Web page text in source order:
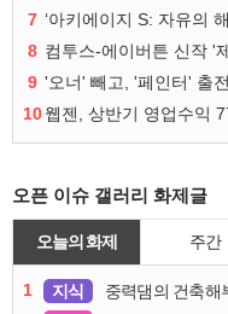
7 ‘아키에이지 S: 자유의
8
9 '오너' 빼고, '페인터' 출
10웹젠, 상반기 영업수익
오픈 이슈 갤러리 화제글
오늘의 화제 주간
1 지식 중력댐의 건축해